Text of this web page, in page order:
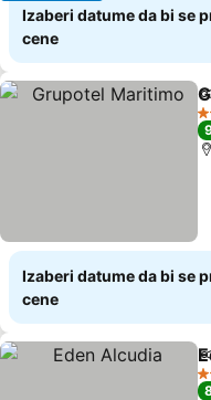
Izaberi datume da bi se
cene
4
Izaberi datume da bi se
cene
3